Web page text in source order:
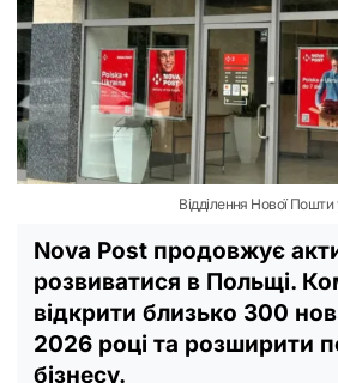
Відділення Нової
Nova Post продовжує
розвиватися в Польщі.
відкрити близько 300
2026 році та розширити
бізнесу.